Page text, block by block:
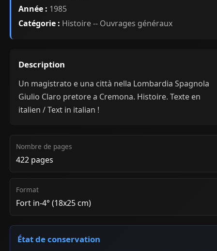
Année : 1985
Catégorie : Histoire -- Ouvrages généraux
Description
Un magistrato e una città nella Lombardia Spagnola
Giulio Claro pretore a Cremona. Histoire. Texte en
italien / Text in italian !
Nombre de pages
422 pages
Format
Fort in-4° (18x25 cm)
État de conservation